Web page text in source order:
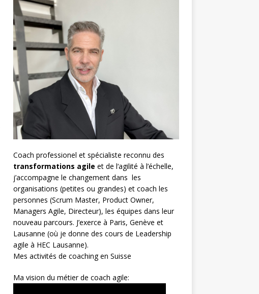
Coach professionel et spécialiste reconnu des
transformations agile et de l‘agilité à l’échelle,
j’accompagne le changement dans les
organisations (petites ou grandes) et coach les
personnes (Scrum Master, Product Owner,
Managers Agile, Directeur), les équipes dans leur
nouveau parcours. J’exerce à Paris, Genève et
Lausanne (où je donne des cours de Leadership
agile à HEC Lausanne).
Mes activités de coaching en Suisse
Ma vision du métier de coach agile: